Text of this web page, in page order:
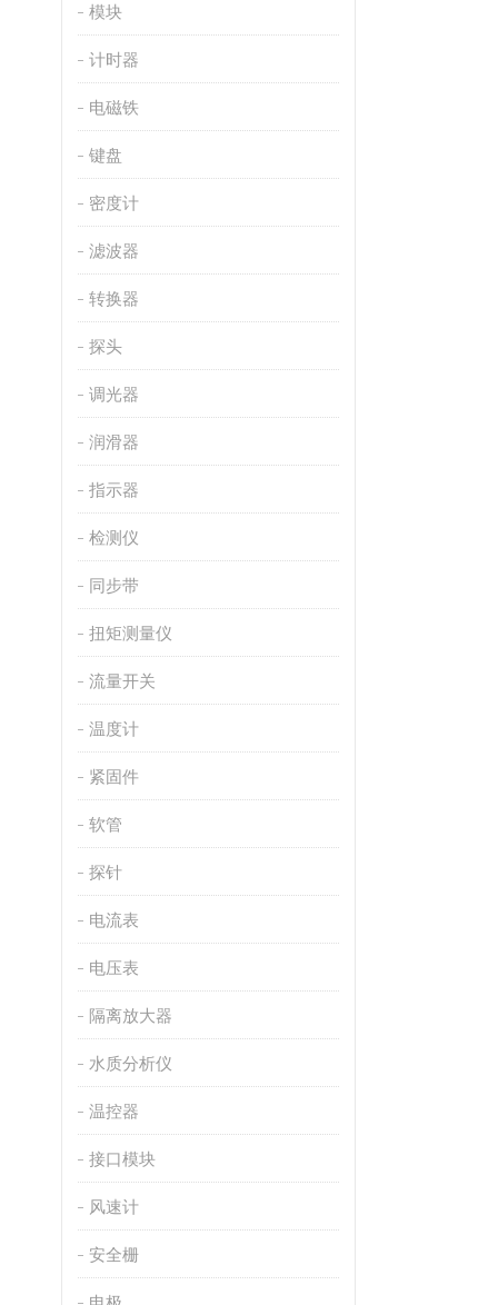
模块
计时器
电磁铁
键盘
密度计
滤波器
转换器
探头
调光器
润滑器
指示器
检测仪
同步带
扭矩测量仪
流量开关
温度计
紧固件
软管
探针
电流表
电压表
隔离放大器
水质分析仪
温控器
接口模块
风速计
安全栅